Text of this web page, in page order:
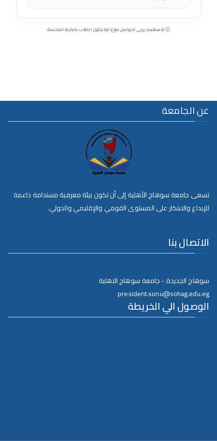
للاستفسار يرجى التواصل مع إدارة شئون الطلاب بالكلية المختصة.
عن الجامعة
تسعى جامعة سوهاج الأهلية إلى أن تكون بيئة معرفية مستدامة داعمة
للإبداع والابتكار على المستوى القومي والإقليمي والدولي.
الاتصال بنا
سوهاج الجديدة - جامعة سوهاج الاهلية
president.sonu@sohag.edu.eg
الوصول الي الخريطة